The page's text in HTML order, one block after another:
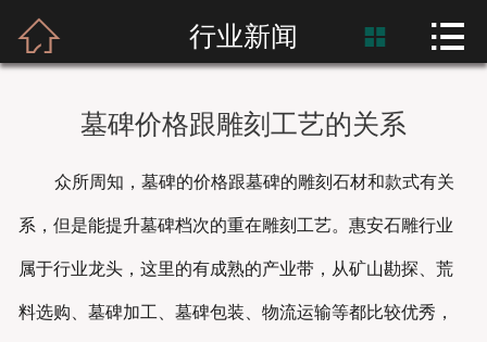
首页
新闻资讯
产品应用
工程案例
 行业新闻  
墓碑价格跟雕刻工艺的关系
众所周知，墓碑的价格跟墓碑的雕刻石材和款式有关
系，但是能提升墓碑档次的重在雕刻工艺。惠安石雕行业
属于行业龙头，这里的有成熟的产业带，从矿山勘探、荒
料选购、墓碑加工、墓碑包装、物流运输等都比较优秀，